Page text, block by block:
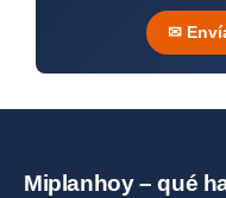
✉
Miplanhoy – qué